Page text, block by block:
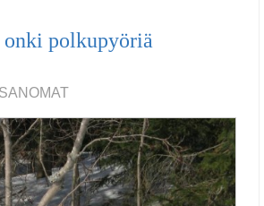
onki polkupyöriä